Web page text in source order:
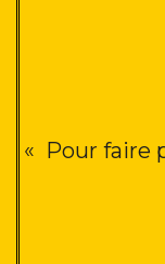
« Pour faire